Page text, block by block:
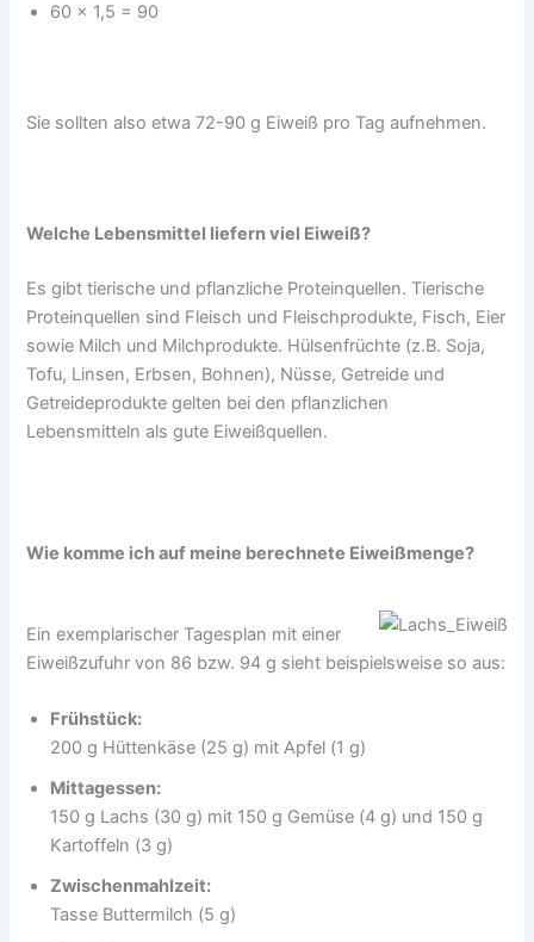
60 x 1,5 = 90
Sie sollten also etwa 72-90 g Eiweiß pro Tag aufnehmen.
Welche Lebensmittel liefern viel Eiweiß?
Es gibt tierische und pflanzliche Proteinquellen. Tierische
Proteinquellen sind Fleisch und Fleischprodukte, Fisch, Eier
sowie Milch und Milchprodukte. Hülsenfrüchte (z.B. Soja,
Tofu, Linsen, Erbsen, Bohnen), Nüsse, Getreide und
Getreideprodukte gelten bei den pflanzlichen
Lebensmitteln als gute Eiweißquellen.
Wie komme ich auf meine berechnete Eiweißmenge?
Ein exemplarischer Tagesplan mit einer
Eiweißzufuhr von 86 bzw. 94 g sieht beispielsweise so aus:
Frühstück:
200 g Hüttenkäse (25 g) mit Apfel (1 g)
Mittagessen:
150 g Lachs (30 g) mit 150 g Gemüse (4 g) und 150 g
Kartoffeln (3 g)
Zwischenmahlzeit:
Tasse Buttermilch (5 g)